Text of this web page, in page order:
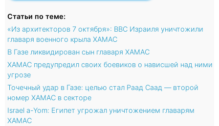
Статьи по теме:
«Из архитекторов 7 октября»: ВВС Израиля уничтожили
главаря военного крыла ХАМАС
В Газе ликвидирован сын главаря ХАМАС
ХАМАС предупредил своих боевиков о нависшей над ними
угрозе
Точечный удар в Газе: целью стал Раад Саад — второй
номер ХАМАС в секторе
Israel a-Yom: Египет угрожал уничтожением главарям
ХАМАС